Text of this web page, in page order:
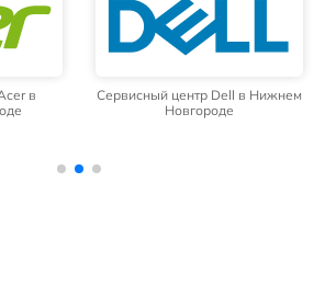
в
Сервисный центр Dell в Нижнем
Новгороде